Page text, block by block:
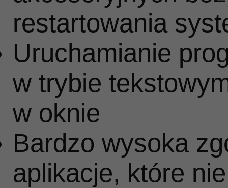
restartowania
Uruchamianie
w trybie
w oknie
Bardzo wysoka
aplikacje, które